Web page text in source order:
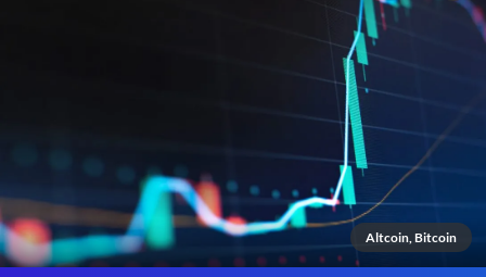
Altcoin, Bitcoin